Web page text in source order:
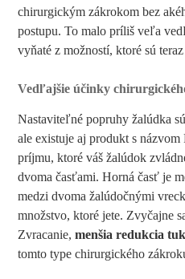
chirurgickým zákrokom bez
postupu. To malo príliš veľa
vyňaté z možností, ktoré sú
Vedľajšie účinky
Nastaviteľné popruhy žalúdka
ale existuje aj produkt s
príjmu, ktoré váš žalúdok
dvoma časťami. Horná časť je
medzi dvoma žalúdočnými
množstvo, ktoré jete. Zvyčajne
Zvracanie,menšia redukcia
tomto type chirurgického